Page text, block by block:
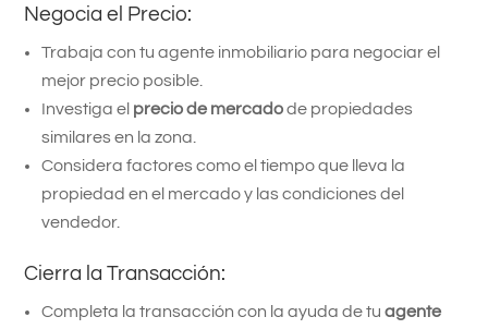
Negocia el Precio:
Trabaja con tu agente inmobiliario para negociar el
mejor precio posible.
Investiga el precio de mercadode propiedades
similares en la zona.
Considera factores como el tiempo que lleva la
propiedad en el mercado y las condiciones del
vendedor.
Cierra la Transacción:
Completa la transacción con la ayuda de tu agente